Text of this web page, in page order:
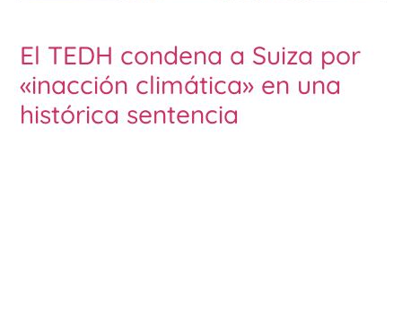
El TEDH condena a Suiza por
«inacción climática» en una
histórica sentencia